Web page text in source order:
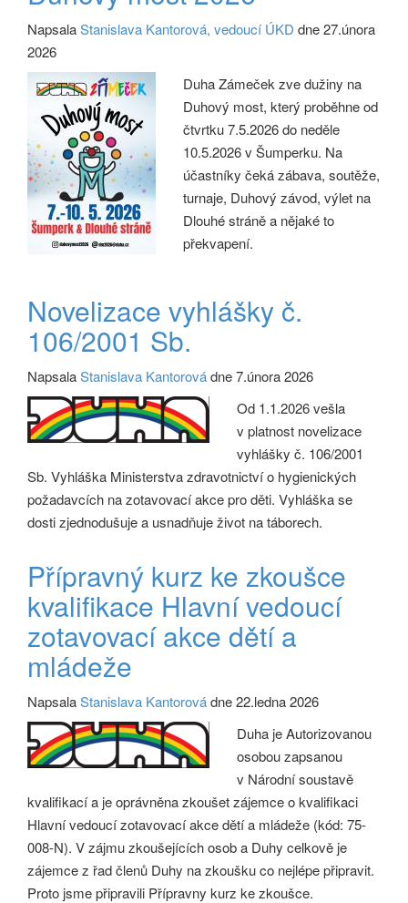
NapsalaStanislava Kantorová, vedoucí ÚKD dne 27.února
2026
Duha Zámeček zve dužiny na
Duhový most, který proběhne od
čtvrtku 7.5.2026 do neděle
10.5.2026 v Šumperku. Na
účastníky čeká zábava, soutěže,
turnaje, Duhový závod, výlet na
Dlouhé stráně a nějaké to
překvapení.
Novelizace vyhlášky č.
106/2001 Sb.
NapsalaStanislava Kantorovádne 7.února 2026
Od 1.1.2026 vešla
v platnost novelizace
vyhlášky č. 106/2001
Sb. Vyhláška Ministerstva zdravotnictví o hygienických
požadavcích na zotavovací akce pro děti. Vyhláška se
dosti zjednodušuje a usnadňuje život na táborech.
Přípravný kurz ke zkoušce
kvalifikace Hlavní vedoucí
zotavovací akce dětí a
mládeže
NapsalaStanislava Kantorovádne 22.ledna 2026
Duha je Autorizovanou
osobou zapsanou
v Národní soustavě
kvalifikací a je oprávněna zkoušet zájemce o kvalifikaci
Hlavní vedoucí zotavovací akce dětí a mládeže (kód: 75-
008-N). V zájmu zkoušejících osob a Duhy celkově je
zájemce z řad členů Duhy na zkoušku co nejlépe připravit.
Proto jsme připravili Přípravny kurz ke zkoušce.